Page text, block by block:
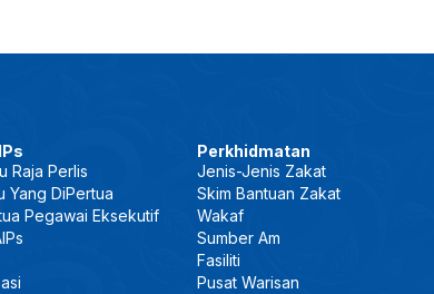
Raja Perlis
Yang DiPertua
Pegawai Eksekutif
Perkhidmatan
Jenis-Jenis Zakat
Skim Bantuan Zakat
Wakaf
Sumber Am
Fasiliti
Pusat Warisan